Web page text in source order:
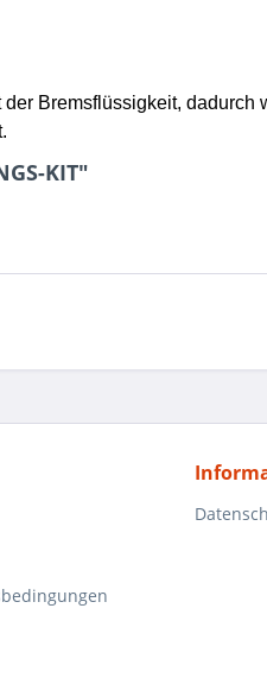
Bremsflüssigkeit, dadurch
KIT"